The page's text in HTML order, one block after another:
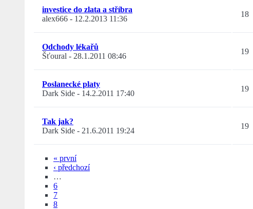
investice do zlata a stříbra
alex666 - 12.2.2013 11:36
18
Odchody lékařů
Šťoural - 28.1.2011 08:46
19
Poslanecké platy
Dark Side - 14.2.2011 17:40
19
Tak jak?
Dark Side - 21.6.2011 19:24
19
« první
‹ předchozí
…
6
7
8